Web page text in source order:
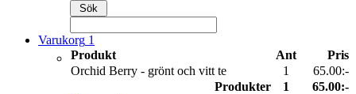
Varukorg 1
Produkt
Ant
Pris
Orchid Berry - grönt och vitt te
1
65.00:-
Produkter
1
65.00:-